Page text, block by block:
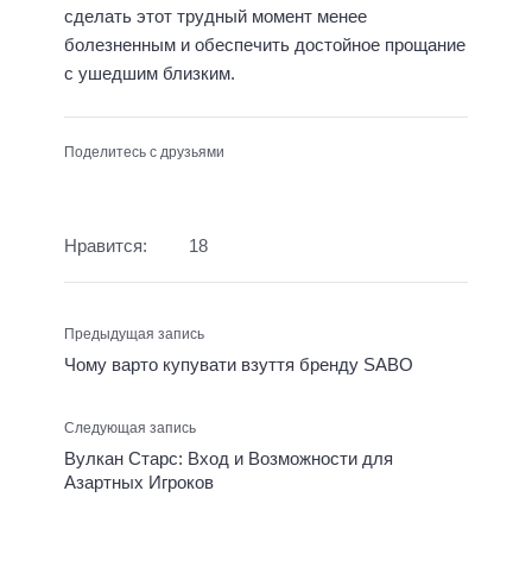
сделать этот трудный момент менее
болезненным и обеспечить достойное прощание
с ушедшим близким.
Поделитесь с друзьями
Нравится: 18
Предыдущая запись
Чому варто купувати взуття бренду SABO
Следующая запись
Вулкан Старс: Вход и Возможности для
Азартных Игроков